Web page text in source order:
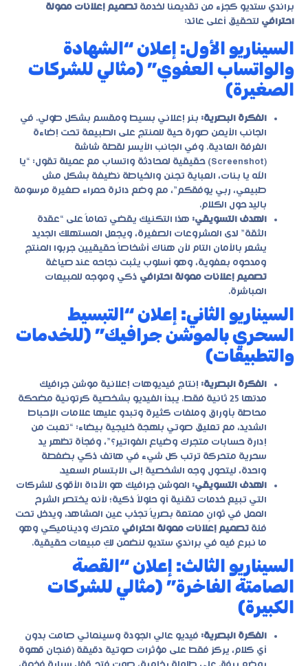
براندي ستديو كجزء من تقديمنا لخدمة تصميم إعلانات ممولة
احترافي لتحقيق أعلى عائد:
السيناريو الأول: إعلان “الشهادة
والواتساب العفوي” (مثالي للشركات
الصغيرة)
الفكرة البصرية: بنر إعلاني بسيط ومقسم بشكل طولي. في
الجانب الأيمن صورة حية للمنتج على الطبيعة تحت إضاءة
الغرفة العادية. وفي الجانب الأيسر لقطة شاشة
(Screenshot) حقيقية لمحادثة واتساب مع عميلة تقول: “يا
الله يا بنات، العباية تجنن والخياطة نظيفة بشكل مش
طبيعي، ربي يوفقكم”، مع وضع دائرة حمراء صغيرة مرسومة
باليد حول الكلام.
الهدف التسويقي: هذا التكنيك يقضي تماماً على “عقدة
الثقة” لدى المشروعات الصغيرة، ويجعل المستهلك الجديد
يشعر بالأمان التام لأن هناك أشخاصاً حقيقيين جربوا المنتج
ومدحوه بعفوية، وهو أسلوب يثبت نجاحه عند صياغة
تصميم إعلانات ممولة احترافي ذكي وموجه للمبيعات
المباشرة.
السيناريو الثاني: إعلان “التبسيط
السحري بالموشن جرافيك” (للخدمات
والتطبيقات)
الفكرة البصرية: إنتاج فيديوهات إعلانية موشن جرافيك
مدتها 25 ثانية فقط. يبدأ الفيديو بشخصية كرتونية مضحكة
محاطة بأوراق وملفات كثيرة وتبدو عليها علامات الإحباط
الشديد، مع تعليق صوتي بلهجة خليجية بيضاء: “تعبت من
إدارة حسابات متجرك وضياع الفواتير؟”، وفجأة تظهر يد
سحرية متحركة ترتب كل شيء في هاتف ذكي بضغطة
واحدة، ليتحول وجه الشخصية إلى الابتسام السعيد.
الهدف التسويقي: الموشن جرافيك هو الأداة الأقوى للشركات
التي تبيع خدمات تقنية أو حلولاً ذكية؛ لأنه يختصر الشرح
الممل في ثوانٍ ممتعة بصرياً تجذب عين المشاهد، ويدخل تحت
فئة تصميم إعلانات ممولة احترافي متحرك وديناميكي وهو
ما نبرع فيه في براندي ستديو لنضمن لكِ مبيعات حقيقية.
السيناريو الثالث: إعلان “القصة
الصامتة الفاخرة” (مثالي للشركات
الكبيرة)
الفكرة البصرية: فيديو عالي الجودة وسينمائي صامت بدون
أي كلام، يركز فقط على مؤثرات صوتية دقيقة (فنجان قهوة